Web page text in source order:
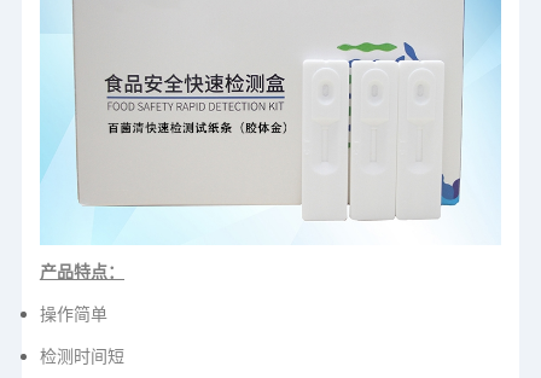
产品特点：
操作简单
检测时间短